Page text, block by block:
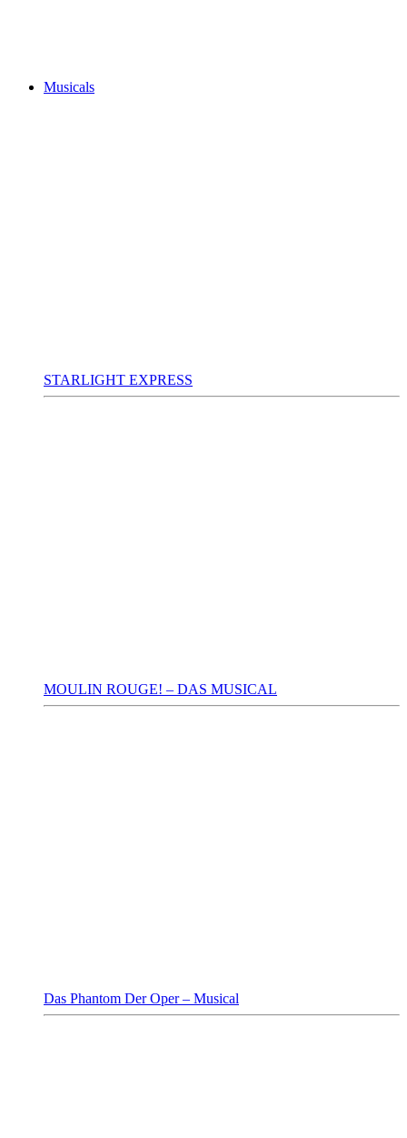
Musicals
STARLIGHT EXPRESS
MOULIN ROUGE! – DAS MUSICAL
Das Phantom Der Oper – Musical